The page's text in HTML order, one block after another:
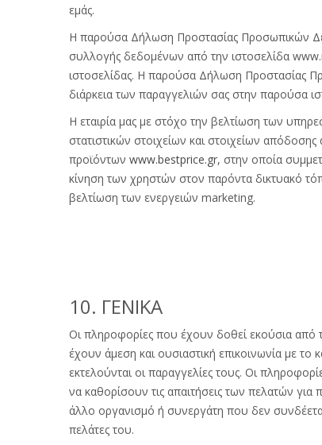
εμάς.
Η παρούσα Δήλωση Προστασίας Προσωπικών
συλλογής δεδομένων από την ιστοσελίδα
ιστοσελίδας. Η παρούσα Δήλωση Προστασίας
διάρκεια των παραγγελιών σας στην παρούσα
Η εταιρία μας με στόχο την βελτίωση των
στατιστικών στοιχείων και στοιχείων
προϊόντων www.bestprice.gr, στην οποία
κίνηση των χρηστών στον παρόντα δικτυακό
βελτίωση των ενεργειών marketing.
10. ΓΕΝΙΚΑ
Οι πληροφορίες που έχουν δοθεί εκούσια από
έχουν άμεση και ουσιαστική επικοινωνία με
εκτελούνται οι παραγγελίες τους. Οι
να καθορίσουν τις απαιτήσεις των πελατών
άλλο οργανισμό ή συνεργάτη που δεν
πελάτες του.